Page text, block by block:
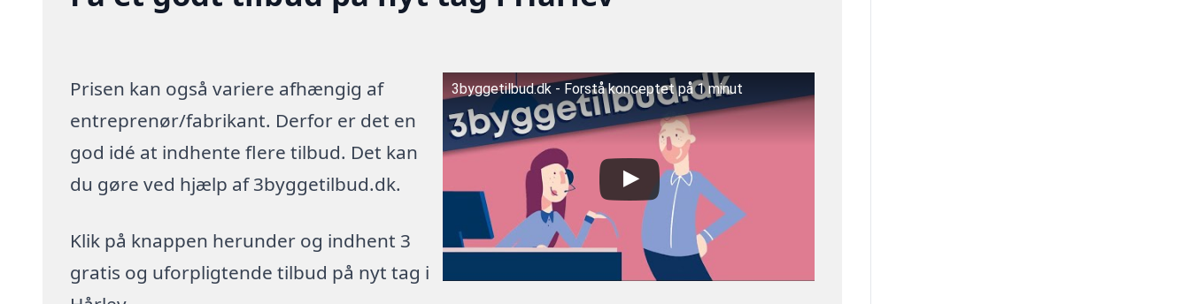
Prisen kan også variere afhængig af
entreprenør/fabrikant. Derfor er det en
god idé at indhente flere tilbud. Det kan
du gøre ved hjælp af 3byggetilbud.dk.
Klik på knappen herunder og indhent 3
gratis og uforpligtende tilbud på nyt tag i
3byggetilbud.dk - Forstå konceptet på 1 minut